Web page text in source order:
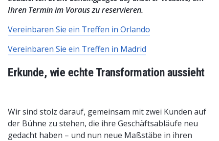
Ihren Termin im Voraus zu reservieren.
Vereinbaren Sie ein Treffen in Orlando
Vereinbaren Sie ein Treffen in Madrid
Erkunde, wie echte Transformation aussieht
Wir sind stolz darauf, gemeinsam mit zwei Kunden auf
der Bühne zu stehen, die ihre Geschäftsabläufe neu
gedacht haben – und nun neue Maßstäbe in ihren